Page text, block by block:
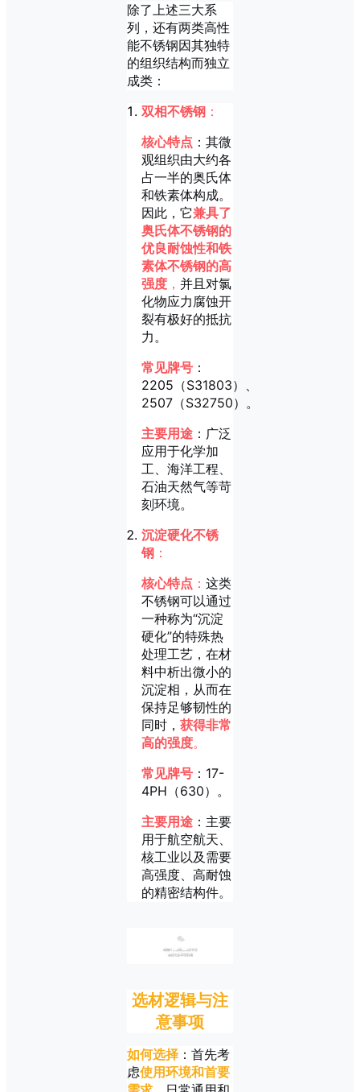
除了上述三大系
列，还有两类高性
能不锈钢因其独特
的组织结构而独立
成类：
双相不锈钢 ：
核心特点 ：其微
观组织由大约各
占一半的奥氏体
和铁素体构成。
因此，它兼具了
奥氏体不锈钢的
优良耐蚀性和铁
素体不锈钢的高
强度 ， 并且对氯
化物应力腐蚀开
裂有极好的抵抗
力。
常见牌号 ：
2205（S31803）、
2507（S32750）。
主要用途 ：广泛
应用于化学加
工、海洋工程、
石油天然气等苛
刻环境。
沉淀硬化不锈
钢 ：
核心特点 ： 这类
不锈钢可以通过
一种称为“沉淀
硬化”的特殊热
处理工艺，在材
料中析出微小的
沉淀相，从而在
保持足够韧性的
同时， 获得非常
高的强度。
常见牌号 ：17-
4PH（630）。
主要用途 ：主要
用于航空航天、
核工业以及需要
高强度、高耐蚀
的精密结构件。
03
选材逻辑与注
意事项
如何选择 ：首先考
虑使用环境和首要